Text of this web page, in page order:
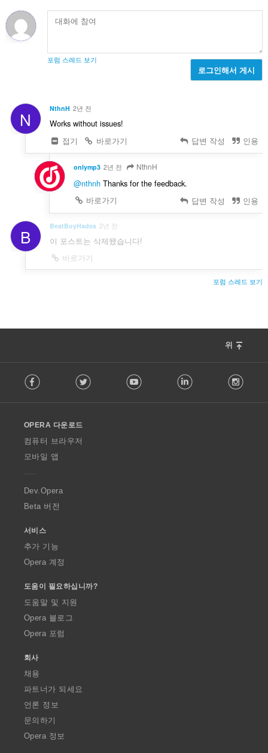
포럼 스레드 보기
로그인해서 게시
N NthnH 2년 전
Works without issues!
접기
바로가기 답변 작성 인용
onlymp3 2년 전 NthnH
@nthnhThanks for the feedback.
바로가기
답변 작성 인용
B BeatBoyHades 2년 전
이 포스트는 삭제됐습니다!
바로가기
포럼 스레드 보기
위
o
w
O
p
a
Facebook Twitter Youtube LinkedIn
OPERA 다운로드
컴퓨터 브라우저
모바일 앱
Dev.Opera
Beta 버전
서비스
추가 기능
Opera 계정
도움이 필요하십니까?
도움말 및 지원
Opera 블로그
Opera 포럼
회사
채용
파트너가 되세요
언론 정보
문의하기
Opera 정보